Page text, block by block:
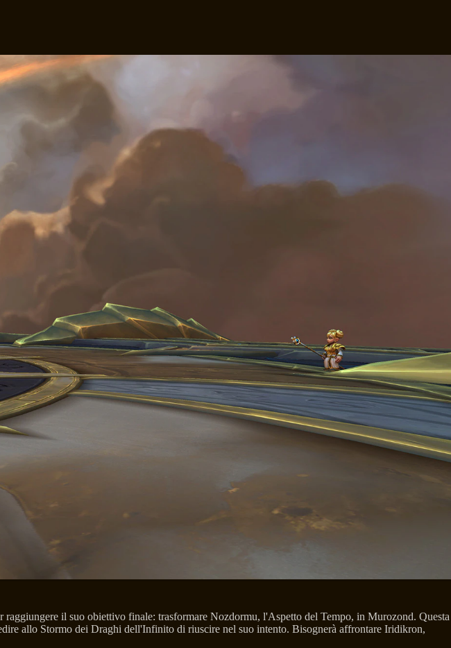
il suo obiettivo finale: trasformare Nozdormu, l'Aspetto del Tempo, in Murozond. Questa
allo Stormo dei Draghi dell'Infinito di riuscire nel suo intento. Bisognerà affrontare Iridikron,